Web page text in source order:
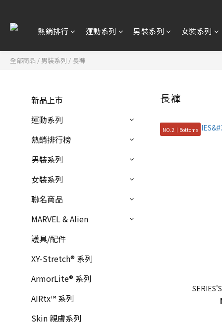
熱銷排行 運動系列 男裝系列 女裝系列
全部商品 / 男裝系列 / 長褲
新品上市
運動系列
熱銷排行榜
男裝系列
女裝系列
聯名商品
MARVEL & Alien
護具/配件
XY-Stretch® 系列
ArmorLite® 系列
AIRtx™ 系列
Skin 親膚系列
長褲
NO.2｜Bottoms